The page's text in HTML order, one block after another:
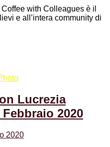
with Colleagues è il
e all’intera community di
Lucrezia
2020
2020